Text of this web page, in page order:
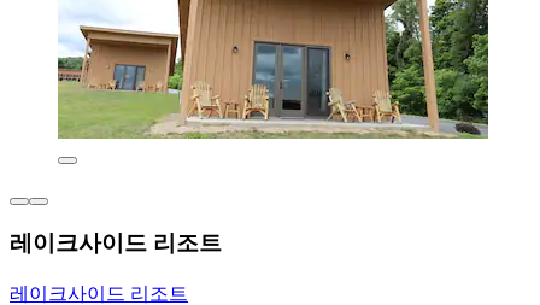
레이크사이드 리조트
레이크사이드 리조트